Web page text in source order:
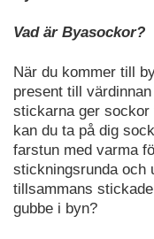
Vad är Byasockor?
När du kommer till
present till
stickarna ger
kan du ta på dig
farstun med varma
stickningsrunda och
tillsammans
gubbe i byn?